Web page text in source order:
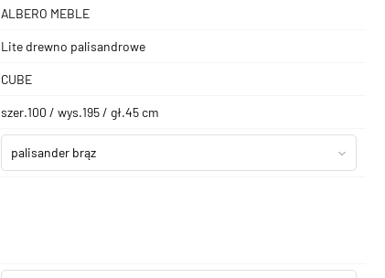
ALBERO MEBLE
Lite drewno palisandrowe
CUBE
szer.100 / wys.195 / gł.45 cm
palisander brąz